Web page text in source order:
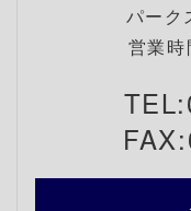
パーク
営業